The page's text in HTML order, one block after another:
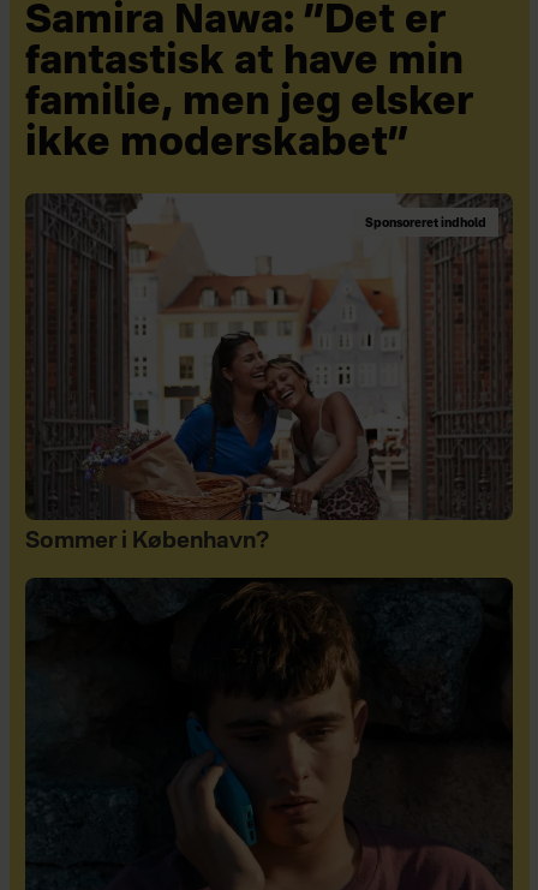
Samira Nawa: ”Det er
fantastisk at have min
familie, men jeg elsker
ikke moderskabet”
Sponsoreret indhold
Sommer i København?